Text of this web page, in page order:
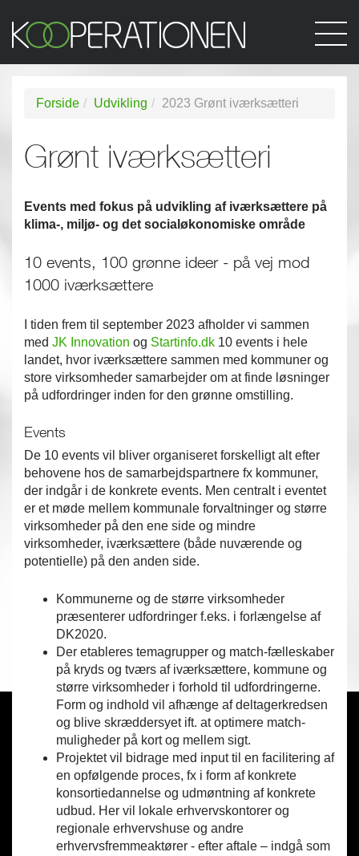
Forside Udvikling 2023 Grønt iværksætteri
Grønt iværksætteri
Events med fokus på udvikling af iværksættere på
klima-, miljø- og det socialøkonomiske område
10 events, 100 grønne ideer - på vej mod
1000 iværksættere
I tiden frem til september 2023 afholder vi sammen
med JK Innovation og Startinfo.dk 10 events i hele
landet, hvor iværksættere sammen med kommuner og
store virksomheder samarbejder om at finde løsninger
på udfordringer inden for den grønne omstilling.
Events
De 10 events vil bliver organiseret forskelligt alt efter
behovene hos de samarbejdspartnere fx kommuner,
der indgår i de konkrete events. Men centralt i eventet
er et møde mellem kommunale forvaltninger og større
virksomheder på den ene side og mindre
virksomheder, iværksættere (både nuværende og
potentielle) på den anden side.
Kommunerne og de større virksomheder
præsenterer udfordringer f.eks. i forlængelse af
DK2020.
Der etableres temagrupper og match-fælleskaber
på kryds og tværs af iværksættere, kommune og
større virksomheder i forhold til udfordringerne.
Form og indhold vil afhænge af deltagerkredsen
og blive skræddersyet ift. at optimere match-
muligheder på kort og mellem sigt.
Projektet vil bidrage med input til en facilitering af
en opfølgende proces, fx i form af konkrete
konsortiedannelse og udmøntning af konkrete
udbud. Her vil lokale erhvervskontorer og
regionale erhvervshuse og andre
erhvervsfremmeaktører - efter aftale – indgå som